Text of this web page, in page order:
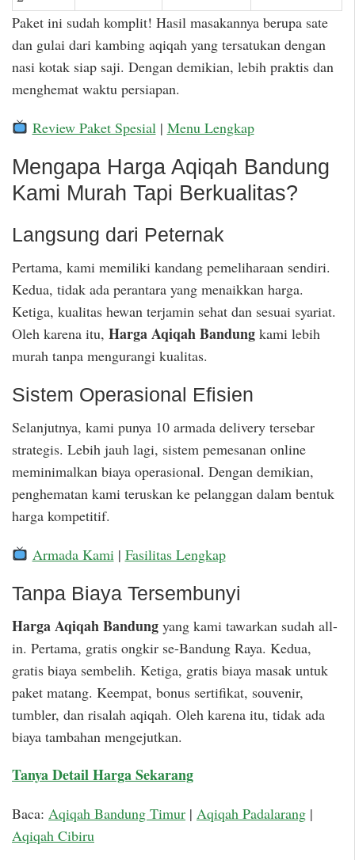
Paket ini sudah komplit! Hasil masakannya berupa sate
dan gulai dari kambing aqiqah yang tersatukan dengan
nasi kotak siap saji. Dengan demikian, lebih praktis dan
menghemat waktu persiapan.
Review Paket Spesial | Menu Lengkap
Mengapa Harga Aqiqah Bandung
Kami Murah Tapi Berkualitas?
Langsung dari Peternak
Pertama, kami memiliki kandang pemeliharaan sendiri.
Kedua, tidak ada perantara yang menaikkan harga.
Ketiga, kualitas hewan terjamin sehat dan sesuai syariat.
Oleh karena itu, Harga Aqiqah Bandung kami lebih
murah tanpa mengurangi kualitas.
Sistem Operasional Efisien
Selanjutnya, kami punya 10 armada delivery tersebar
strategis. Lebih jauh lagi, sistem pemesanan online
meminimalkan biaya operasional. Dengan demikian,
penghematan kami teruskan ke pelanggan dalam bentuk
harga kompetitif.
Armada Kami | Fasilitas Lengkap
Tanpa Biaya Tersembunyi
Harga Aqiqah Bandung yang kami tawarkan sudah all-
in. Pertama, gratis ongkir se-Bandung Raya. Kedua,
gratis biaya sembelih. Ketiga, gratis biaya masak untuk
paket matang. Keempat, bonus sertifikat, souvenir,
tumbler, dan risalah aqiqah. Oleh karena itu, tidak ada
biaya tambahan mengejutkan.
Tanya Detail Harga Sekarang
Baca: Aqiqah Bandung Timur | Aqiqah Padalarang |
Aqiqah Cibiru